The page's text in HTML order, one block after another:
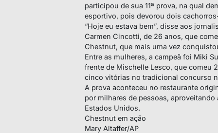
participou de sua 11ª prova, na qual
esportivo, pois devorou dois
“Hoje eu estava bem”, disse aos
Carmen Cincotti, de 26 anos, que
Chestnut, que mais uma vez
Entre as mulheres, a campeã foi Miki
frente de Mischelle Lesco, que comeu
cinco vitórias no tradicional concurso
A prova aconteceu no restaurante
por milhares de pessoas,
Estados Unidos.
Chestnut em ação
Mary Altaffer/AP